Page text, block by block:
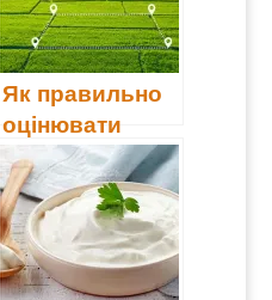
Як правильно
оцінювати
площі: гектар,
сотка…